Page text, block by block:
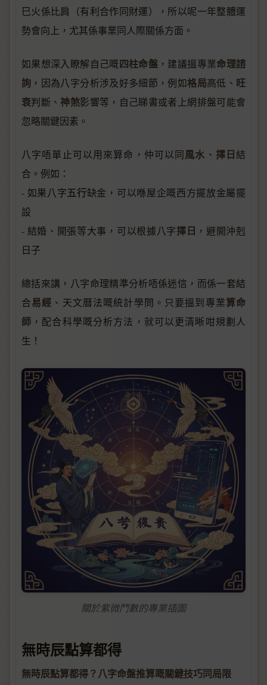
巳火係比肩（有利合作同財運），所以呢一年整體運
勢會向上，尤其係事業同人際關係方面。
如果想深入瞭解自己嘅四柱命盤 ，建議搵專業命理諮
詢 ，因為八字分析涉及好多細節，例如格局高低、 旺
衰判斷、 神煞影響等，自己睇書或者上網排盤可能會
忽略關鍵因素。
八字唔單止可以用來算命，仲可以同風水 、 擇日結
合。例如：
- 如果八字五行缺金，可以喺屋企嘅西方擺放金屬擺
設
- 結婚、開張等大事，可以根據八字擇日 ，避開沖剋
日子
總括來講，八字命理精準分析唔係迷信，而係一套結
合易經 、天文曆法嘅統計學問。只要搵到專業算命
師 ，配合科學嘅分析方法，就可以更清晰咁規劃人
生！
關於紫微鬥數的專業插圖
無時辰點算都得
無時辰點算都得？八字命盤推算嘅關鍵技巧同局限